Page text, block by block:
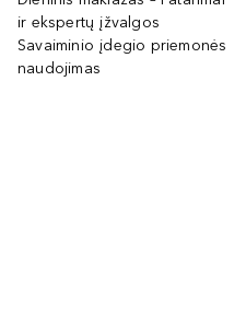
ir ekspertų įžvalgos
Savaiminio įdegio priemonės
naudojimas